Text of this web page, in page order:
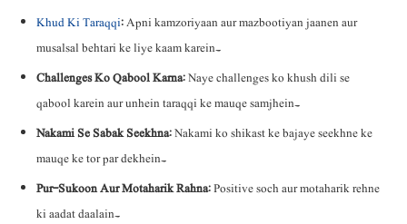
Khud Ki Taraqqi: Apni kamzoriyaan aur mazbootiyan jaanen aur
musalsal behtari ke liye kaam karein۔
Challenges Ko Qabool Karna: Naye challenges ko khush dili se
qabool karein aur unhein taraqqi ke mauqe samjhein۔
Nakami Se Sabak Seekhna: Nakami ko shikast ke bajaye seekhne ke
mauqe ke tor par dekhein۔
Pur-Sukoon Aur Motaharik Rahna: Positive soch aur motaharik rehne
ki aadat daalain۔